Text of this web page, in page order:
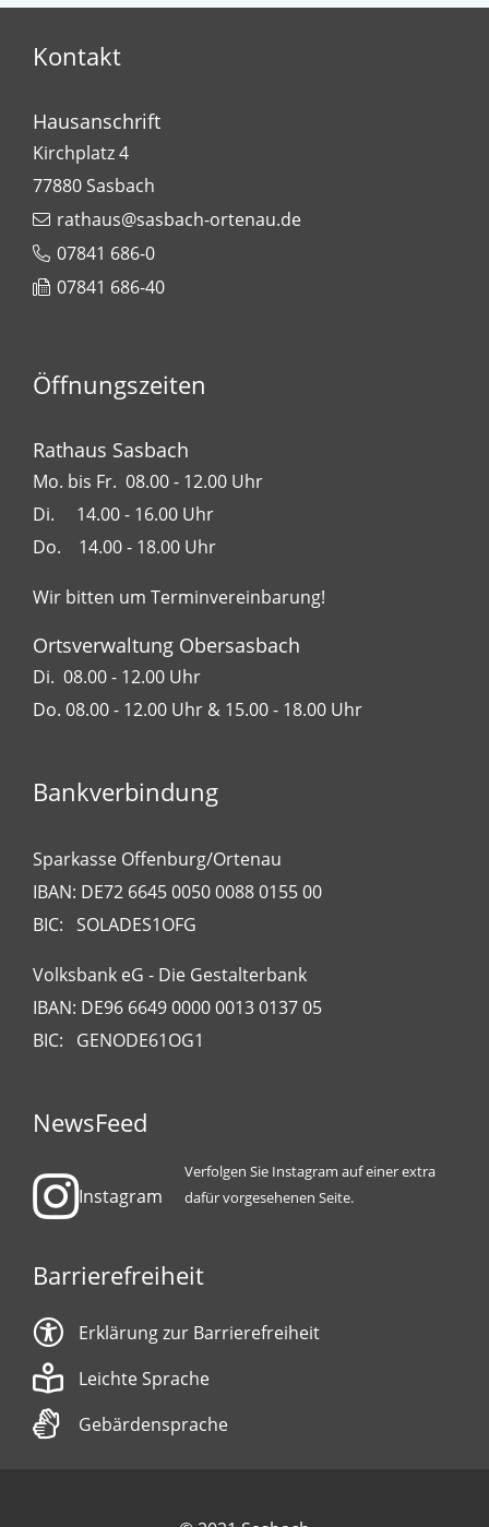
Kontakt
Hausanschrift
Kirchplatz 4
77880Sasbach
rathaus@sasbach-ortenau.de
07841 686-0
07841 686-40
Öffnungszeiten
Rathaus Sasbach
Mo. bis Fr. 08.00 - 12.00 Uhr
Di. 14.00 - 16.00 Uhr
Do. 14.00 - 18.00 Uhr
Wir bitten um Terminvereinbarung!
Ortsverwaltung Obersasbach
Di. 08.00 - 12.00 Uhr
Do. 08.00 - 12.00 Uhr & 15.00 - 18.00 Uhr
Bankverbindung
Sparkasse Offenburg/Ortenau
IBAN: DE72 6645 0050 0088 0155 00
BIC: SOLADES1OFG
Volksbank eG - Die Gestalterbank
IBAN: DE96 6649 0000 0013 0137 05
BIC: GENODE61OG1
NewsFeed
Instagram
Verfolgen Sie Instagram auf einer extra
dafür vorgesehenen Seite.
Barrierefreiheit
Erklärung zur Barrierefreiheit
Leichte Sprache
Gebärdensprache